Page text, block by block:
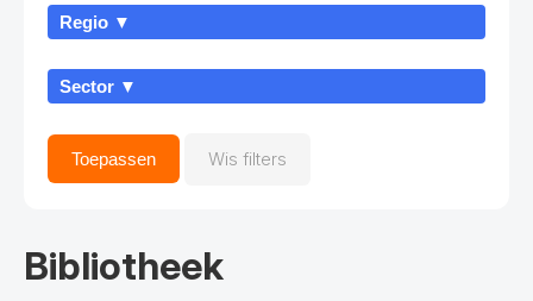
Regio ▼
Sector ▼
Toepassen Wis filters
Bibliotheek